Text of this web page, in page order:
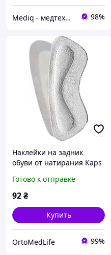
Mediq - медтехника товары для здоровья 98%
Наклейки на задник
обуви от натирания Kaps
Готово к отправке
92₴
Купить
OrtoMedLife 99%